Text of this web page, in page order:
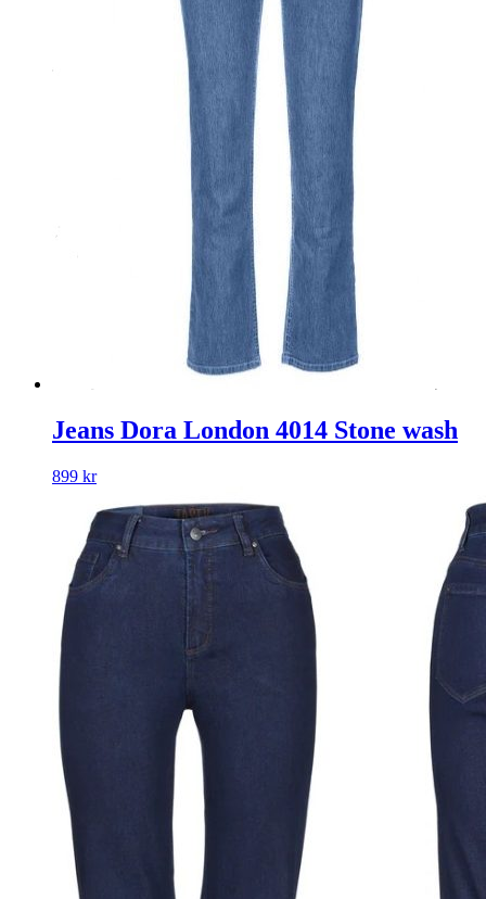
Jeans Dora London 4014 Stone wash
899 kr